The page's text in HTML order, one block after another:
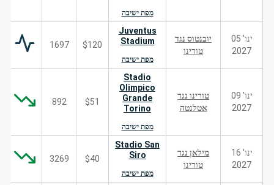
מפת ישיבה
ינו' 05
2027
יובנטוס נגד
טורינו
Juventus
Stadium
מפת ישיבה
$120
1697
ינו' 09
2027
טורינו נגד
אטלנטה
Stadio
Olimpico
Grande
Torino
מפת ישיבה
$51
892
ינו' 16
2027
מילאן נגד
טורינו
Stadio San
Siro
מפת ישיבה
$40
3269